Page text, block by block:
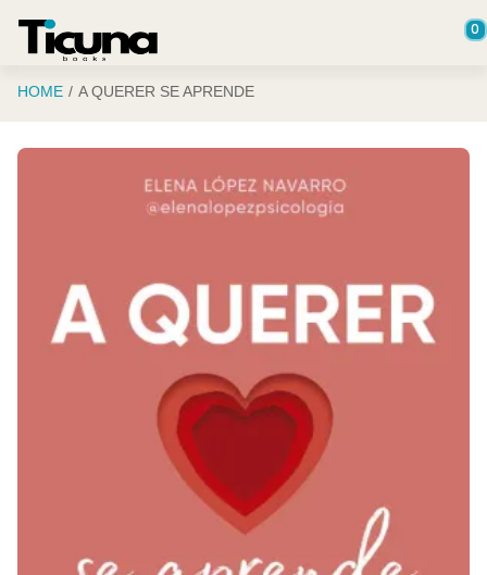
0
HOME A QUERER SE APRENDE